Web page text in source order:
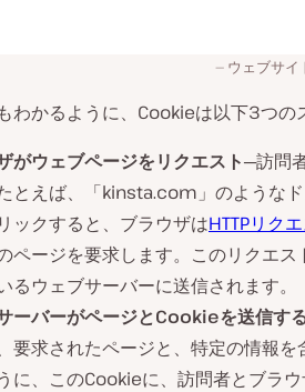
ウェブサイ
わかるように、Cookieは以下3つの
がウェブページをリクエスト─訪問
とえば、「kinsta.com」のような
ックすると、ブラウザはHTTPリク
ページを要求します。このリクエ
るウェブサーバーに送信されます。
ーバーがページとCookieを送信す
要求されたページと、特定の情報
に、このCookieに、訪問者とブラ